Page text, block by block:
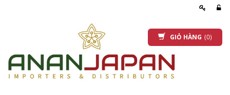
GIỎ HÀNG (0)